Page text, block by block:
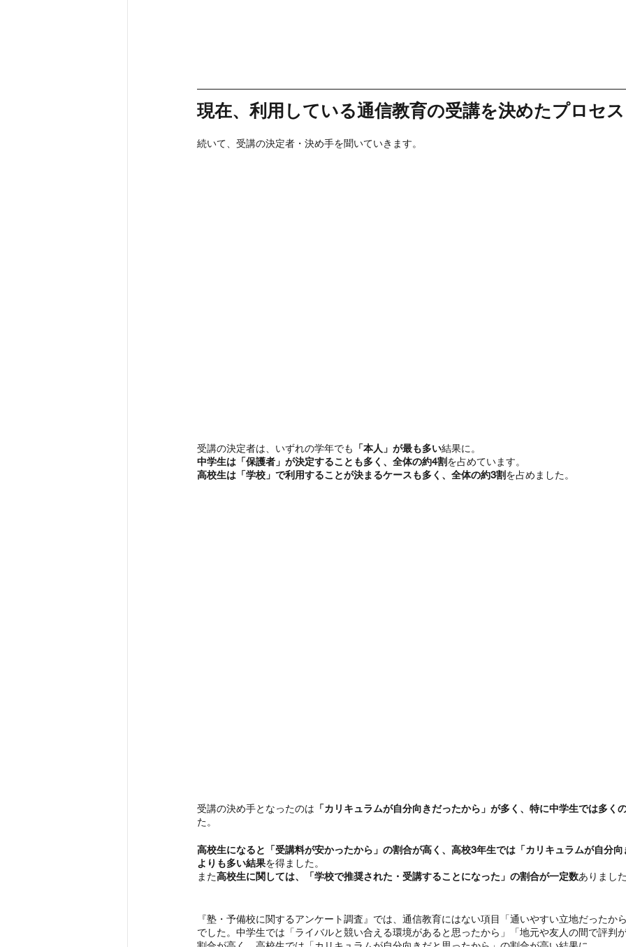
現在、利用している通信教育の受講を決めたプロセ
続いて、受講の決定者・決め手を聞いていきます。
受講の決定者は、いずれの学年でも 「本人」が最も多い結果に。
中学生は「保護者」が決定することも多く、全体の約4割を占めています。
高校生は「学校」で利用することが決まるケースも多く、全体の約3割を占めました。
受講の決め手となったのは 「カリキュラムが自分向きだったから」が多く、特に中学生では多く
た。
高校生になると「受講料が安かったから」の割合が高く、高校3年生では「カリキュラムが自分
よりも多い結果を得ました。
また高校生に関しては、「学校で推奨された・受講することになった」の割合が一定数ありまし
『塾・予備校に関するアンケート調査』では、通信教育にはない項目「通いやすい立地だったか
でした。中学生では「ライバルと競い合える環境があると思ったから」「地元や友人の間で評判